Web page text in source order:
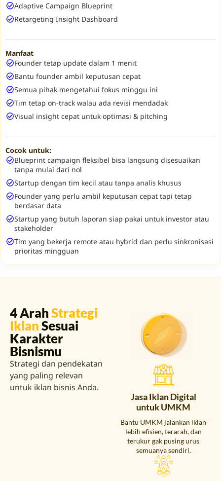
Adaptive Campaign Blueprint
Retargeting Insight Dashboard
Manfaat
Founder tetap update dalam 1 menit
Bantu founder ambil keputusan cepat
Semua pihak mengetahui fokus minggu ini
Tim tetap on-track walau ada revisi mendadak
Visual insight cepat untuk optimasi & pitching
Cocok untuk:
Blueprint campaign fleksibel bisa langsung disesuaikan
tanpa mulai dari nol
Startup dengan tim kecil atau tanpa analis khusus
Founder yang perlu ambil keputusan cepat tapi tetap
berdasar data
Startup yang butuh laporan siap pakai untuk investor atau
stakeholder
Tim yang bekerja remote atau hybrid dan perlu sinkronisasi
prioritas mingguan
4 ArahStrategi
IklanSesuai
Karakter
Bisnismu
Strategi dan pendekatan
yang paling relevan
untuk iklan bisnis Anda.
Jasa Iklan Digital
untuk UMKM
Bantu UMKM jalankan iklan
lebih efisien, terarah, dan
terukur gak pusing urus
semuanya sendiri.